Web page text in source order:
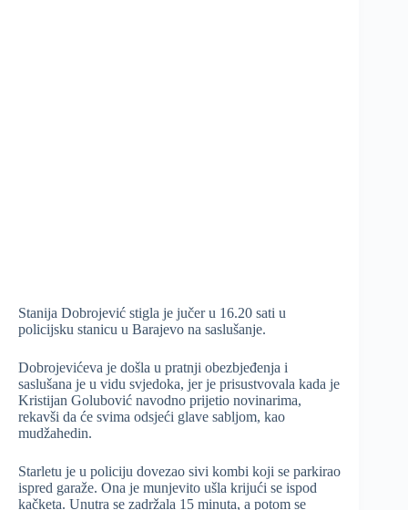
Stanija Dobrojević stigla je jučer u 16.20 sati u
policijsku stanicu u Barajevo na saslušanje.
Dobrojevićeva je došla u pratnji obezbjeđenja i
saslušana je u vidu svjedoka, jer je prisustvovala kada je
Kristijan Golubović navodno prijetio novinarima,
rekavši da će svima odsjeći glave sabljom, kao
mudžahedin.
Starletu je u policiju dovezao sivi kombi koji se parkirao
ispred garaže. Ona je munjevito ušla krijući se ispod
kačketa. Unutra se zadržala 15 minuta, a potom se